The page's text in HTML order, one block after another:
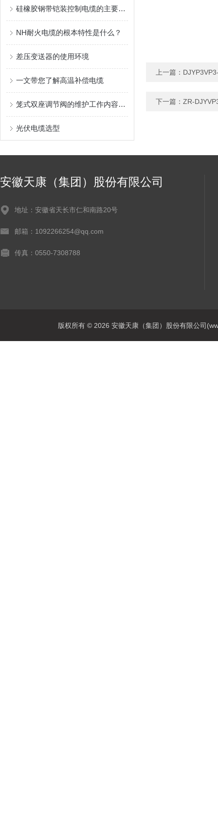
硅橡胶钢带铠装控制电缆的主要用途
NH耐火电缆的根本特性是什么？
差压变送器的使用环境
一文带您了解高温补偿电缆
笼式双座调节阀的维护工作内容主要是这些
光伏电缆选型
上一篇：
下一篇： ZR-
安徽天康（集团）股份有限公司
地址：安徽省天长市仁和南路20号
邮箱：1092266254@qq.com
传真：0550-7308788
版权所有 © 2026 安徽天康（集团）股份有限公司